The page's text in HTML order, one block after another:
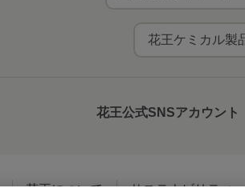
花王ケミカル製
花王公式SNSアカウント